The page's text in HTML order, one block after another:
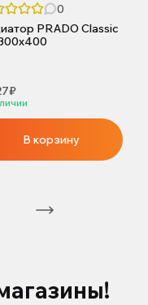
0
PRADO Classic
В корзину